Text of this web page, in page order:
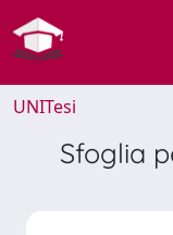
UNITesi
Sfoglia